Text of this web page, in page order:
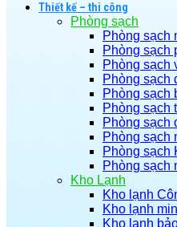
Thiết kế – thi công
Phòng sạch
Phòng sạch
Phòng sạch
Phòng sạch
Phòng sạch
Phòng sạch
Phòng sạch
Phòng sạch
Phòng sạch
Phòng sạch
Phòng sạch
Kho Lạnh
Kho lạnh
Kho lạnh
Kho lạnh